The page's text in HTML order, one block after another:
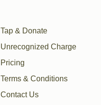
Tap & Donate
Unrecognized Charge
Pricing
Terms & Conditions
Contact Us